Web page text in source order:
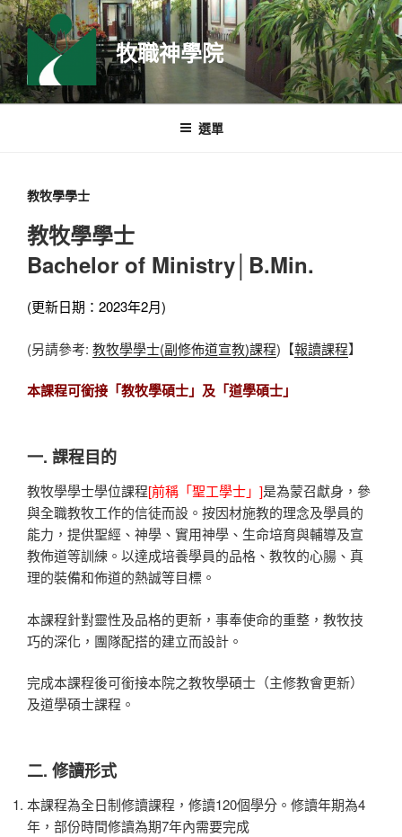
跳
至
主
要
內
牧職神學院
選單
教牧學學士
教牧學學士
Bachelor of Ministry│B.Min.
(更新日期：2023年2月)
(另請參考: 教牧學學士(副修佈道宣教)課程)【報讀課程】
本課程可銜接「教牧學碩士」及「道學碩士」
一. 課程目的
教牧學學士學位課程[前稱「聖工學士」]是為蒙召獻身，參
與全職教牧工作的信徒而設。按因材施教的理念及學員的
能力，提供聖經、神學、實用神學、生命培育與輔導及宣
教佈道等訓練。以達成培養學員的品格、教牧的心腸、真
理的裝備和佈道的熱誠等目標。
本課程針對靈性及品格的更新，事奉使命的重整，教牧技
巧的深化，團隊配搭的建立而設計。
完成本課程後可銜接本院之教牧學碩士（主修教會更新）
及道學碩士課程。
二. 修讀形式
本課程為全日制修讀課程，修讀120個學分。修讀年期為4
年，部份時間修讀為期7年內需要完成